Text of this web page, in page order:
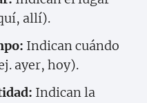
allí).
Indican cuándo
ayer, hoy).
Indican la